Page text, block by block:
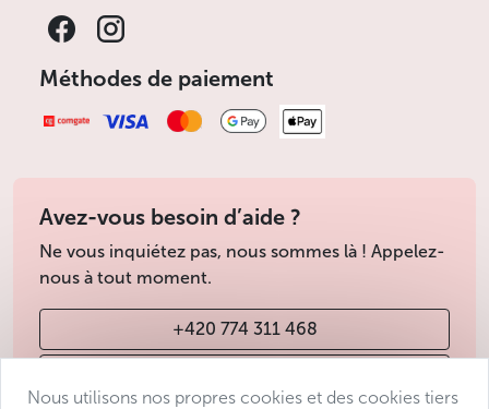
Méthodes de paiement
Avez-vous besoin d’aide ?
Ne vous inquiétez pas, nous sommes là ! Appelez-
nous à tout moment.
+420 774 311 468
Nous utilisons nos propres cookies et des cookies tiers